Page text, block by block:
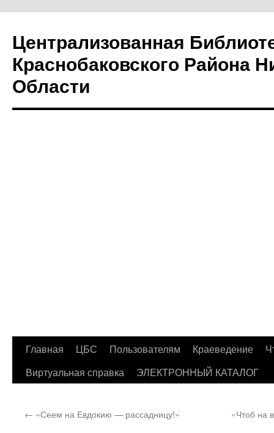
Централизованная
Краснобаковского Района
Области
Перейти
Главная ЦБС Пользователям Краеведение
Виртуальная справка
ЭЛЕКТРОННЫЙ КАТАЛОГ
← «Сеем на Евдокию — рассадницу!» «Чтоб на